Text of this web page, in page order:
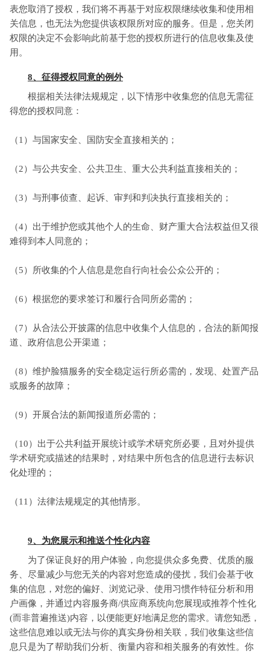
表您取消了授权，我们将不再基于对应权限继续收集和使用相
关信息，也无法为您提供该权限所对应的服务。但是，您关闭
权限的决定不会影响此前基于您的授权所进行的信息收集及使
用。
8、征得授权同意的例外
根据相关法律法规规定，以下情形中收集您的信息无需征
得您的授权同意：
（1）与国家安全、国防安全直接相关的；
（2）与公共安全、公共卫生、重大公共利益直接相关的；
（3）与刑事侦查、起诉、审判和判决执行直接相关的；
（4）出于维护您或其他个人的生命、财产重大合法权益但又很
难得到本人同意的；
（5）所收集的个人信息是您自行向社会公众公开的；
（6）根据您的要求签订和履行合同所必需的；
（7）从合法公开披露的信息中收集个人信息的，合法的新闻报
道、政府信息公开渠道；
（8）维护脸猫服务的安全稳定运行所必需的，发现、处置产品
或服务的故障；
（9）开展合法的新闻报道所必需的；
（10）出于公共利益开展统计或学术研究所必要，且对外提供
学术研究或描述的结果时，对结果中所包含的信息进行去标识
化处理的；
（11）法律法规规定的其他情形。
9、为您展示和推送个性化内容
为了保证良好的用户体验，向您提供众多免费、优质的服
务、尽量减少与您无关的内容对您造成的侵扰，我们会基于收
集的信息，对您的偏好、浏览记录、使用习惯作特征分析和用
户画像，并通过内容服务商/供应商系统向您展现或推荐个性化
(而非普遍推送)内容，以便能更好地满足您的需求。请您知悉，
这些信息难以或无法与你的真实身份相关联，我们收集这些信
息只是为了帮助我们分析、衡量内容和相关服务的有效性。你